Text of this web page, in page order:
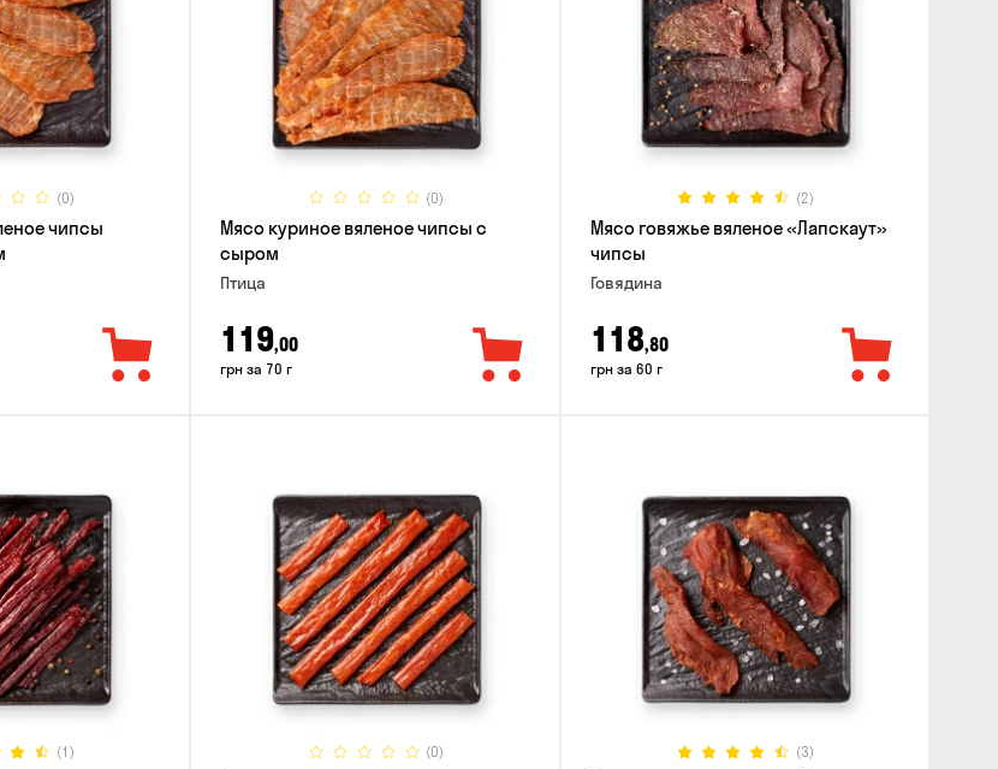
(0)
чипсы
(0)
Мясо куриное вяленое чипсы с
сыром
Птица
119,00
грн за 70 г
(2)
Мясо говяжье вяленое «Лапскаут»
чипсы
Говядина
118,80
грн за 60 г
(1) (0) (3)